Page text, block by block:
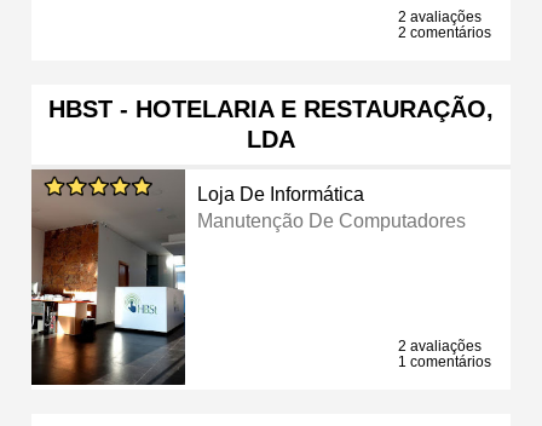
2 avaliações
2 comentários
HBST - HOTELARIA E RESTAURAÇÃO,
LDA
Loja De Informática
Manutenção De Computadores
2 avaliações
1 comentários